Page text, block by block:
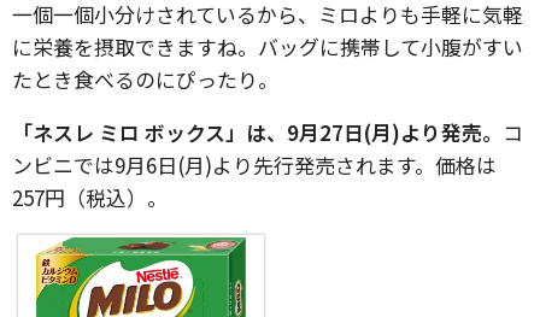
一個一個小分けされているから、ミロよりも手軽に気軽
に栄養を摂取できますね。バッグに携帯して小腹がすい
たとき食べるのにぴったり。
「ネスレ ミロ ボックス」は、9月27日(月)より発売。 コ
ンビニでは9月6日(月)より先行発売されます。価格は
257円（税込）。